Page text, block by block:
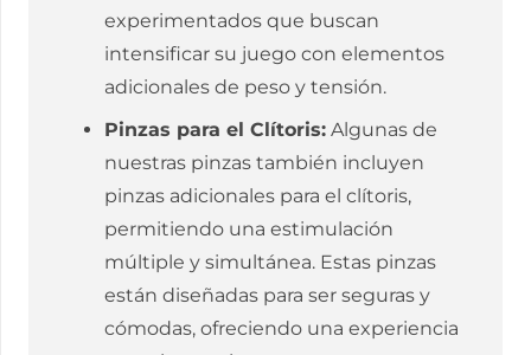
experimentados que buscan
intensificar su juego con elementos
adicionales de peso y tensión.
Pinzas para el Clítoris: Algunas de
nuestras pinzas también incluyen
pinzas adicionales para el clítoris,
permitiendo una estimulación
múltiple y simultánea. Estas pinzas
están diseñadas para ser seguras y
cómodas, ofreciendo una experiencia